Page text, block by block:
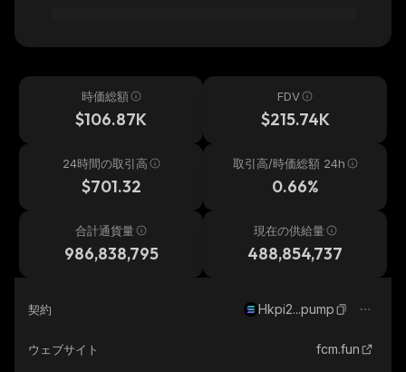
時価総額
$106.87K
FDV
$215.74K
24時間の取引高
$701.32
取引高/時価総額 24h
0.66%
合計通貨量
986,838,795
現在の供給量
488,854,737
契約 Hkpi2...pump
ウェブサイト fcm.fun